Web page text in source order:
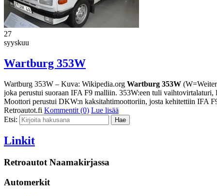
27
syyskuu
Wartburg 353W
Wartburg 353W – Kuva: Wikipedia.org Wartburg 353W
joka perustui suoraan IFA F9 malliin. 353W:een tuli
Moottori perustui DKW:n kaksitahtimoottoriin, josta kehitettiin IFA
Retroautot.fi Kommentit (0) Lue lisää
Etsi:
Linkit
Retroautot Naamakirjassa
Automerkit